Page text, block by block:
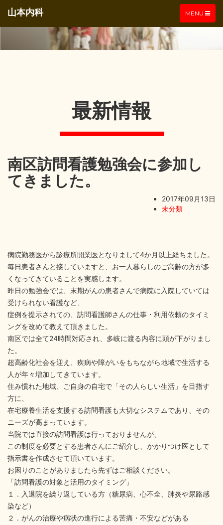
TOGGLE
NAVIGATION
MENU
山本内科
最新情報
南区訪問看護勉強会に参加し
てきました。
2017年09月13日
未分類
病院勤務医から診療所開業医となりまして4か月以上経ちました。
毎日患者さんと接していますと、お一人暮らしのご高齢の方が多
くなってきていることを実感します。
昨日の勉強会では、末期がんの患者さんで病院に入院していては
受けられない看護など、
症例を提示されての、訪問看護師さんの仕事・利用依頼のタイミ
ングを改めて教えて頂きました。
南区では全て24時間対応され、多岐に渡る内容に頭が下がりまし
た。
超高齢化社会を迎え、疾病や障がいをもちながら地域で生活する
人が年々増加してきています。
住み慣れた地域、ご自身の自宅で「その人らしい生活」を目指す
方に、
在宅療養生活を支援する訪問看護も大切なシステムであり、その
ニーズが高まっています。
当院では直接の訪問看護は行っておりませんが、
この制度を必要とする患者さんにご紹介し、かかりつけ医として
指示書を作成させて頂いています。
お困りのことがありましたら先ずはご相談ください。
「訪問看護の対象と活用のタイミング」
１．入退院を繰り返している方（糖尿病、心不全、肺炎や尿路感
染など）
２．がんの治療や病状の進行による苦痛・不安などがある